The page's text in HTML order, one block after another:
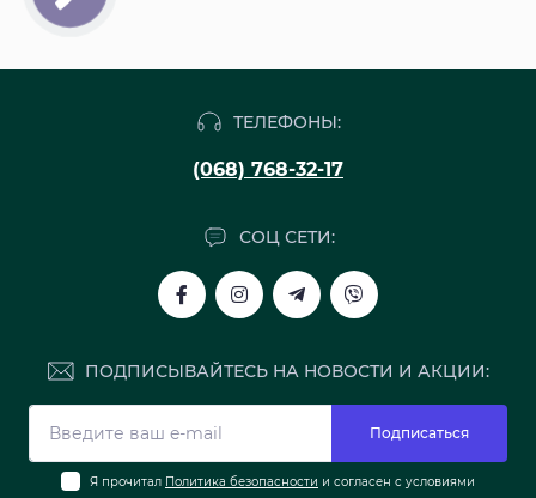
ТЕЛЕФОНЫ:
(068) 768-32-17
СОЦ СЕТИ:
ПОДПИСЫВАЙТЕСЬ НА НОВОСТИ И АКЦИИ:
Подписаться
Я прочитал Политика безопасности и согласен с условиями